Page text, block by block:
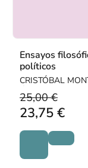
Ensayos
políticos
CRISTÓBAL
ÁNGEL
25,00 €
23,75 €